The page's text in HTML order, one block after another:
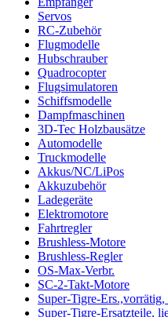
Servos
RC-Zubehör
Flugmodelle
Hubschrauber
Quadrocopter
Flugsimulatoren
Schiffsmodelle
Dampfmaschinen
3D-Tec Holzbausätze
Automodelle
Truckmodelle
Akkus/NC/LiPos
Akkuzubehör
Ladegeräte
Elektromotore
Fahrtregler
Brushless-Motore
Brushless-Regler
OS-Max-Verbr.
SC-2-Takt-Motore
Super-Tigre-
Super-Tigre-Ersatzteile,